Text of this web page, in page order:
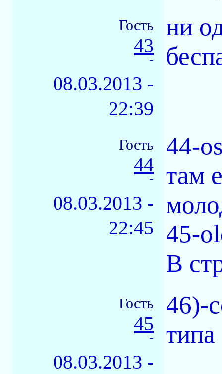
Гость
43
-
08.03.2013 -
22:39
ни
Гость
44
-
08.03.2013 -
22:45
44-
там
45-
В
Гость
45
-
08.03.2013 -
46)-